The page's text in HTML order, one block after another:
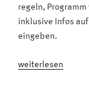
regeln,
inklusive Infos
eingeben.
„App
weiterlesen